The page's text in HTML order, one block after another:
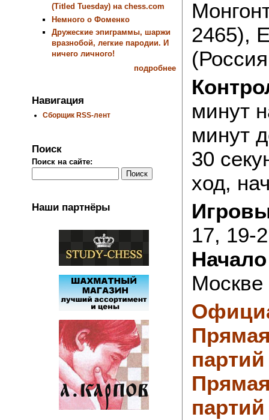
(Titled Tuesday) на chess.com
Немного о Фоменко
Дружеские эпиграммы, шаржи
вразнобой, легкие пародии. И
ничего личного!
подробнее
Навигация
Сборщик RSS-лент
Поиск
Поиск на сайте:
Наши партнёры
2465),
минут
минут
30
ход,
17, 19-
Москве
партий